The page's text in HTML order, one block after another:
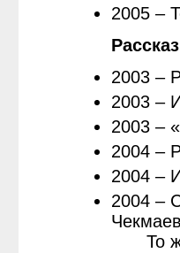
2005 –
2003 –
2003 –
2003 –
2004 –
2004 –
2004 –
То